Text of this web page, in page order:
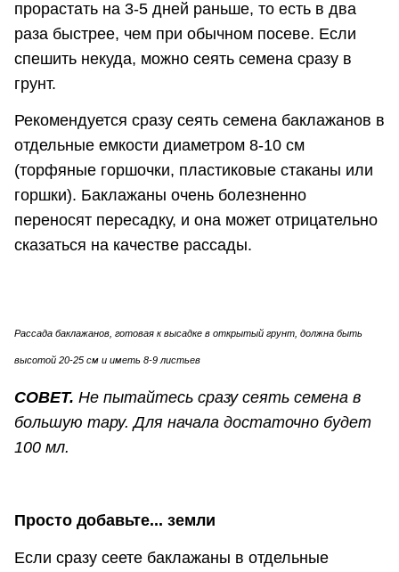
прорастать на 3-5 дней раньше, то есть в два
раза быстрее, чем при обычном посеве. Если
спешить некуда, можно сеять семена сразу в
грунт.
Рекомендуется сразу сеять семена баклажанов в
отдельные емкости диаметром 8-10 см
(торфяные горшочки, пластиковые стаканы или
горшки). Баклажаны очень болезненно
переносят пересадку, и она может отрицательно
сказаться на качестве рассады.
Рассада баклажанов, готовая к высадке в открытый грунт, должна быть
высотой 20-25 см и иметь 8-9 листьев
СОВЕТ. Не пытайтесь сразу сеять семена в
большую тару. Для начала достаточно будет
100 мл.
Просто добавьте... земли
Если сразу сеете баклажаны в отдельные